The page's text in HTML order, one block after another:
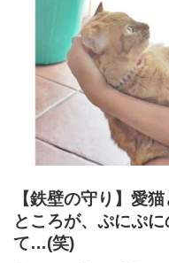
【鉄壁の守り】愛
ところが、ぷにぷ
て…(笑)